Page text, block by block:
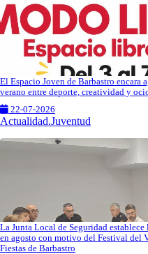
El Espacio Joven de Barbastro encara
verano entre deporte, creatividad y
22-07-2026
Actualidad.Juventud
La Junta Local de Seguridad
en agosto con motivo del Festival del
Fiestas de Barbastro